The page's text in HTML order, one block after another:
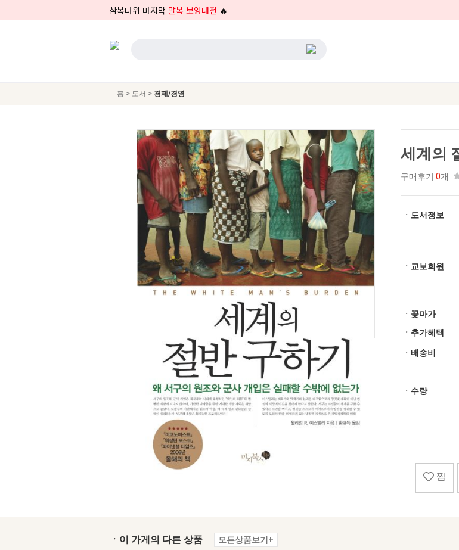
삼복더위 마지막 말복 보양대전 🔥
홈 > 도서 > 경제/경영
세계의
구매후기 0개
ㆍ도서정보
ㆍ교보회원
ㆍ꽃마가
ㆍ추가혜택
ㆍ배송비
ㆍ수량
찜
ㆍ이 가게의 다른 상품 모든상품보기+